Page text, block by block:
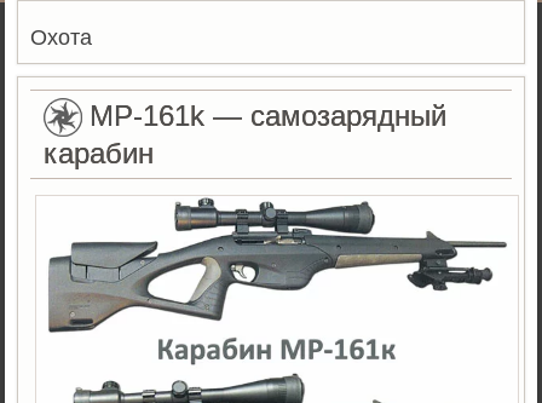
Охота
MP-161k — самозарядный
карабин